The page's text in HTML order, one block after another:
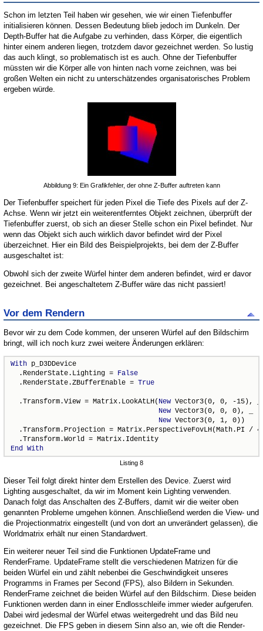
Schon im letzten Teil haben wir gesehen, wie wir einen Tiefenbuffer
initialisieren können. Dessen Bedeutung blieb jedoch im Dunkeln. Der
Depth-Buffer hat die Aufgabe zu verhinden, dass Körper, die eigentlich
hinter einem anderen liegen, trotzdem davor gezeichnet werden. So lustig
das auch klingt, so problematisch ist es auch. Ohne der Tiefenbuffer
müssten wir die Körper alle von hinten nach vorne zeichnen, was bei
großen Welten ein nicht zu unterschätzendes organisatorisches Problem
ergeben würde.
Abbildung 9: Ein Grafikfehler, der ohne Z-Buffer auftreten kann
Der Tiefenbuffer speichert für jeden Pixel die Tiefe des Pixels auf der Z-
Achse. Wenn wir jetzt ein weiterentferntes Objekt zeichnen, überprüft der
Tiefenbuffer zuerst, ob sich an dieser Stelle schon ein Pixel befindet. Nur
wenn das Objekt sich auch wirklich davor befindet wird der Pixel
überzeichnet. Hier ein Bild des Beispielprojekts, bei dem der Z-Buffer
ausgeschaltet ist:
Obwohl sich der zweite Würfel hinter dem anderen befindet, wird er davor
gezeichnet. Bei angeschaltetem Z-Buffer wäre das nicht passiert!
Vor dem Rendern
Bevor wir zu dem Code kommen, der unseren Würfel auf den Bildschirm
bringt, will ich noch kurz zwei weitere Änderungen erklären:
With p_D3DDevice
  .RenderState.Lighting =
False
  .RenderState.ZBufferEnable =
True
  .Transform.View = Matrix.LookAtLH(
New Vector3(0, 0, -15), _
New Vector3(0, 0, 0), _
New Vector3(0, 1, 0))
.Transform.Projection = Matrix.PerspectiveFovLH(Math.PI /
End With
Listing 8
Dieser Teil folgt direkt hinter dem Erstellen des Device. Zuerst wird
Lighting ausgeschaltet, da wir im Moment kein Lighting verwenden.
Danach folgt das Anschalten des Z-Buffers, damit wir die weiter oben
genannten Probleme umgehen können. Anschließend werden die View- und
die Projectionmatrix eingestellt (und von dort an unverändert gelassen), die
Worldmatrix erhält nur einen Standardwert.
Ein weiterer neuer Teil sind die Funktionen UpdateFrame und
RenderFrame. UpdateFrame stellt die verschiedenen Matrizen für die
beiden Würfel ein und zählt nebenbei die Geschwindigkeit unseres
Programms in Frames per Second (FPS), also Bildern in Sekunden.
RenderFrame zeichnet die beiden Würfel auf den Bildschirm. Diese beiden
Funktionen werden dann in einer Endlosschleife immer wieder aufgerufen.
Dabei wird jedesmal der Würfel etwas weitergedreht und das Bild neu
gezeichnet. Die FPS geben in diesem Sinn also an, wie oft die Render-